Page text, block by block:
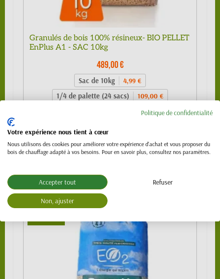
Granulés de bois 100% résineux- BIO PELLET
EnPlus A1 - SAC 10kg
489,00 €
Sac de 10kg 4,99 €
1/4 de palette (24 sacs) 109,00 €
1/2 palette 480kg (48 sacs) - SPECIAL
219,00 €
Palette 990 kg (99 sacs)
Palette 1120 kg (112 sacs) 489,00 €
Politique de confidentialité
Votre expérience nous tient à cœur
Nous utilisons des cookies pour améliorer votre expérience d'achat et vous proposer du
bois de chauffage adapté à vos besoins. Pour en savoir plus, consultez nos paramètres.
Accepter tout Refuser
Non, ajuster